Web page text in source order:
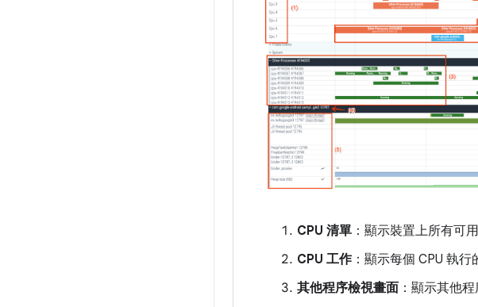
CPU 清單 ：顯示裝置上所有可
CPU 工作：顯示每個 CPU 執行
其他程序檢視畫面 ：顯示其他